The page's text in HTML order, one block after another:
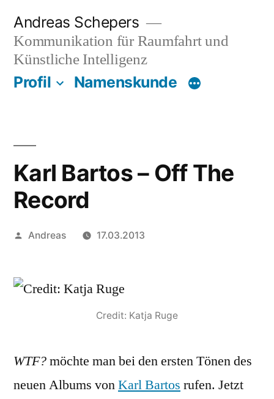
Inhalt
springen
Andreas Schepers
Kommunikation für Raumfahrt und
Künstliche Intelligenz
Profil Namenskunde
Karl Bartos – Off The
Record
Veröffentlicht
Andreas 17.03.2013
Credit: Katja Ruge
WTF?möchte man bei den ersten Tönen des
neuen Albums vonKarl Bartos rufen. Jetzt